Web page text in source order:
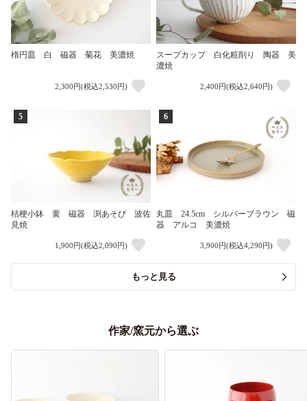
楕円皿 白 磁器 菊花 美濃焼
2,300円(税込2,530円)
スープカップ 白化粧削り 陶器 美
濃焼
2,400円(税込2,640円)
5
桔梗小鉢 黄 磁器 渕あそび 波佐
見焼
1,900円(税込2,090円)
6
丸皿 24.5cm シルバーブラウン 磁
器 アルコ 美濃焼
3,900円(税込4,290円)
もっと見る
作家/窯元から選ぶ